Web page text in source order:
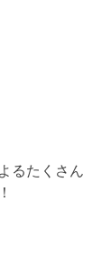
るたくさん